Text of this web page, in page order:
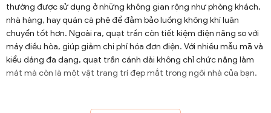
thường được sử dụng ở những không gian rộng như phòng khách,
nhà hàng, hay quán cà phê để đảm bảo luồng không khí luân
chuyển tốt hơn. Ngoài ra, quạt trần còn tiết kiệm điện năng so với
máy điều hòa, giúp giảm chi phí hóa đơn điện. Với nhiều mẫu mã và
kiểu dáng đa dạng, quạt trần cánh dài không chỉ chức năng làm
mát mà còn là một vật trang trí đẹp mắt trong ngôi nhà của bạn.
1.1. Lịch Sử và Sự Phát Triển